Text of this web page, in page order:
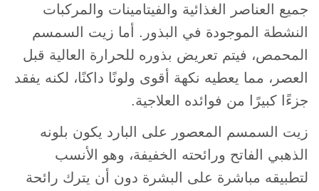
جميع العناصر الغذائية والفيتامينات والمركبات
النشطة الموجودة في البذور. أما زيت السمسم
المحمص، فيتم تعريض بذوره للحرارة العالية قبل
العصر، مما يعطيه نكهة أقوى ولونًا داكنًا، لكنه يفقد
جزءًا كبيرًا من فوائده العلاجية.
زيت السمسم المعصور على البارد يكون بلونه
الذهبي الفاتح ورائحته الخفيفة، وهو الأنسب
لتطبيقه مباشرة على البشرة دون أن يترك رائحة